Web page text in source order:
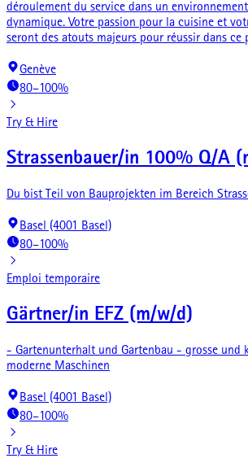
déroulement du service dans un
dynamique. Votre passion pour la cuisine et
seront des atouts majeurs pour réussir dans ce
Genève
80–100%
Try & Hire
Strassenbauer/in 100% Q/A
Du bist Teil von Bauprojekten im Bereich
Basel (4001 Basel)
80–100%
Emploi temporaire
Gärtner/in EFZ (m/w/d)
- Gartenunterhalt und Gartenbau - grosse und
moderne Maschinen
Basel (4001 Basel)
80–100%
Try & Hire